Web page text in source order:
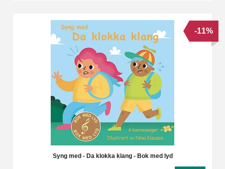
Syng med - Da klokka klang - Bok med lyd
-11%